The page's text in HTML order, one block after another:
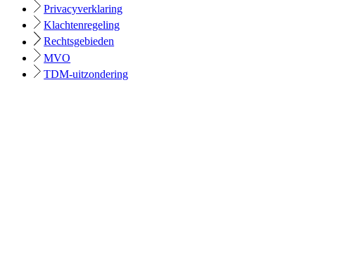
Privacyverklaring
Klachtenregeling
Rechtsgebieden
MVO
TDM-uitzondering